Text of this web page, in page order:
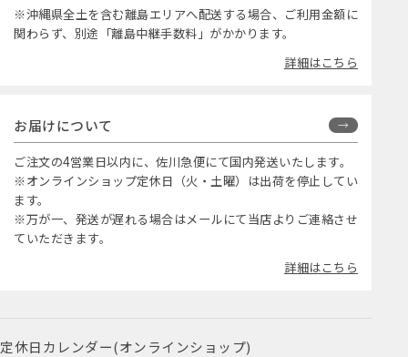
※沖縄県全土を含む離島エリアへ配送する場合、ご利用金額に
関わらず、別途「離島中継手数料」がかかります。
詳細はこちら
お届けについて
ご注文の4営業日以内に、佐川急便にて国内発送いたします。
※オンラインショップ定休日（火・土曜）は出荷を停止してい
ます。
※万が一、発送が遅れる場合はメールにて当店よりご連絡させ
ていただきます。
詳細はこちら
定休日カレンダー(オンラインショップ)